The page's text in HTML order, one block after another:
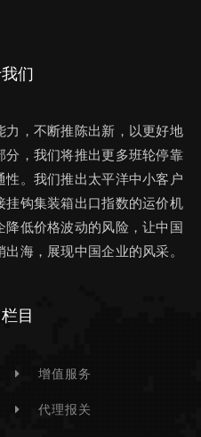
们
，不断推陈出新，以更好地
，我们将推出更多班轮停靠
。我们推出太平洋中小客户
挂钩集装箱出口指数的运价机
低价格波动的风险，让中国
海，展现中国企业的风采。
目
增值服务
代理报关